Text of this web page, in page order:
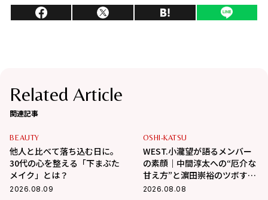
Related Article
関連記事
BEAUTY
他人と比べて落ち込む日に。
30代の心を整える「下まぶた
メイク」とは？
2026.08.09
OSHI-KATSU
WEST.小瀧望が語るメンバー
の素顔｜中間淳太への“厄介な
甘え方”と濵田崇裕のツボすぎ
る言動
2026.08.08